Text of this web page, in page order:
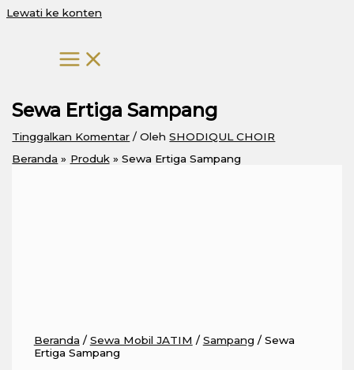
Lewati ke konten
Sewa Ertiga Sampang
Tinggalkan Komentar / OlehSHODIQUL CHOIR
Beranda
Produk Sewa Ertiga Sampang
Beranda / Sewa Mobil JATIM / Sampang / Sewa
Ertiga Sampang